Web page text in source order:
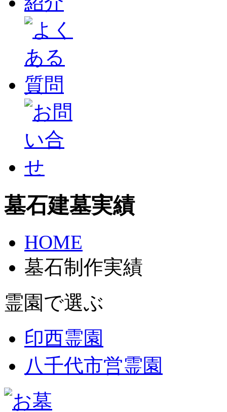
墓石建墓実績
HOME
墓石制作実績
霊園で選ぶ
印西霊園
八千代市営霊園